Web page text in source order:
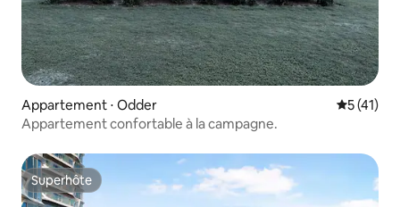
Appartement ⋅ Odder
5 (41)
Appartement confortable à la campagne.
Superhôte
Superhôte